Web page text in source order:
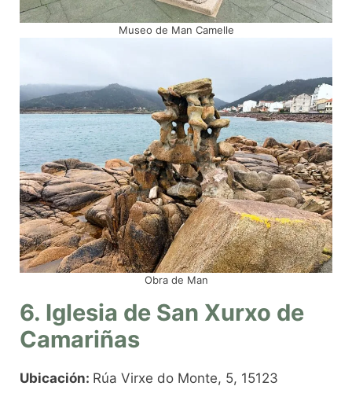
Museo de Man Camelle
Obra de Man
6. Iglesia de San Xurxo de
Camariñas
Ubicación: Rúa Virxe do Monte, 5, 15123